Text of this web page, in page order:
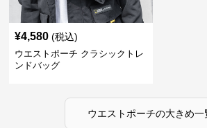
¥4,580 (税込)
ウエストポーチ クラシックトレ
ンドバッグ
ウエストポーチの大きめ一